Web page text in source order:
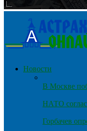
Новости
В Москве
НАТО
Горбачев